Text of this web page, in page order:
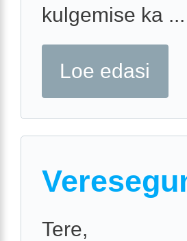
kulgemise ka ...
Loe edasi
Tere,